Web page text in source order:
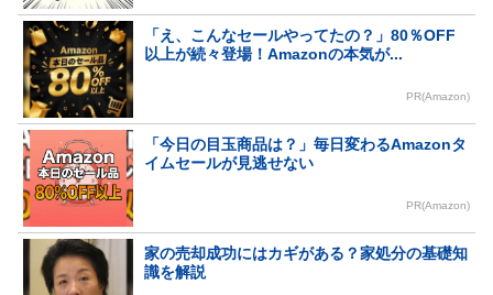
「え、こんなセールやってたの？」80％OFF
以上が続々登場！Amazonの本気が...
PR(Amazon)
「今日の目玉商品は？」毎日変わるAmazonタ
イムセールが見逃せない
PR(Amazon)
家の売却成功にはカギがある？家処分の基礎知
識を解説